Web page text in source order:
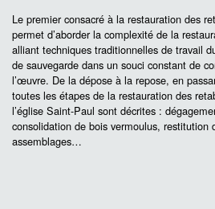
Le premier consacré à la restauration des
permet d’aborder la complexité de la
alliant techniques traditionnelles de travail
de sauvegarde dans un souci constant de
l’œuvre. De la dépose à la repose, en
toutes les étapes de la restauration des
l’église Saint-Paul sont décrites :
consolidation de bois vermoulus, restitution
assemblages…